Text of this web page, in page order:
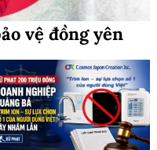
vệ đồng yên